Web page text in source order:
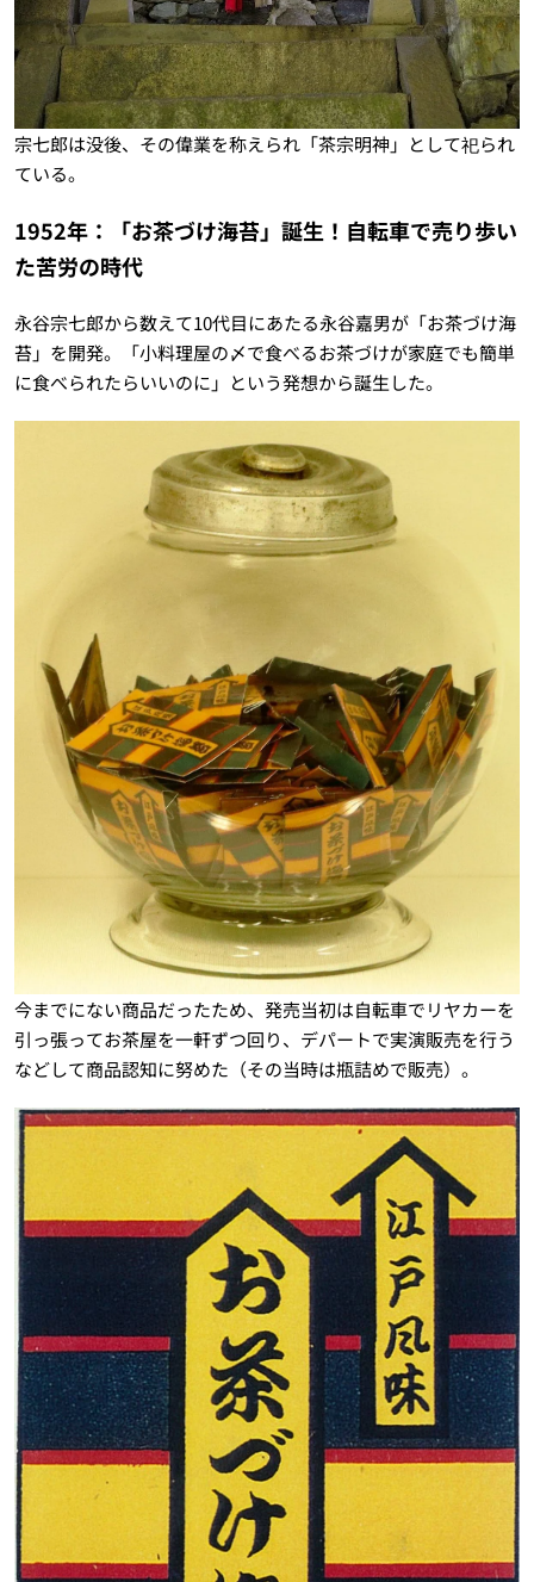
宗七郎は没後、その偉業を称えられ「茶宗明神」として祀られ
ている。
1952年：「お茶づけ海苔」誕生！自転車で売り歩い
た苦労の時代
永谷宗七郎から数えて10代目にあたる永谷嘉男が「お茶づけ海
苔」を開発。「小料理屋の〆で食べるお茶づけが家庭でも簡単
に食べられたらいいのに」という発想から誕生した。
今までにない商品だったため、発売当初は自転車でリヤカーを
引っ張ってお茶屋を一軒ずつ回り、デパートで実演販売を行う
などして商品認知に努めた（その当時は瓶詰めで販売）。